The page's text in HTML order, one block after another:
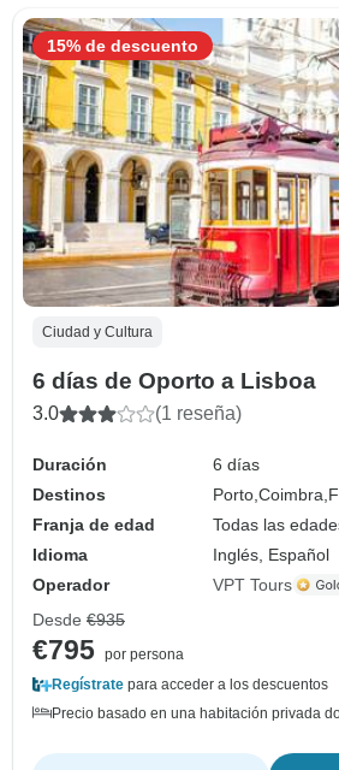
Ciudad y Cultura
6 días de Oporto a Lisboa
3.0 (1 reseña)
Duración
6 días
Destinos
Porto,Coimbra,
Franja de edad
Todas las
Idioma
Inglés, Español
Operador
VPT Tours
15% de descuento
Desde €935
€795 por persona
Regístrate para acceder a los descuentos
Precio basado en una habitación privada